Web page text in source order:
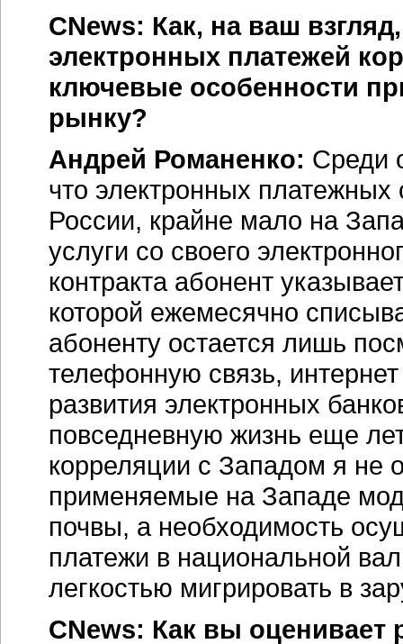
CNews: Как, на ваш
электронных платежей
ключевые особенности
рынку?
Андрей Романенко: Среди
что электронных
России, крайне мало на
услуги со своего
контракта абонент
которой ежемесячно
абоненту остается лишь
телефонную связь,
развития электронных
повседневную жизнь еще
корреляции с Западом я не
применяемые на Западе
почвы, а необходимость
платежи в национальной
легкостью мигрировать в
CNews: Как вы оценивает